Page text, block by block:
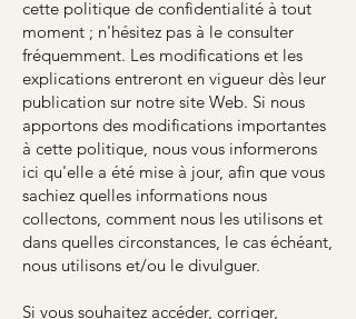
cette politique de confidentialité à tout
moment ; n'hésitez pas à le consulter
fréquemment. Les modifications et les
explications entreront en vigueur dès leur
publication sur notre site Web. Si nous
apportons des modifications importantes
à cette politique, nous vous informerons
ici qu'elle a été mise à jour, afin que vous
sachiez quelles informations nous
collectons, comment nous les utilisons et
dans quelles circonstances, le cas échéant,
nous utilisons et/ou le divulguer.
Si vous souhaitez accéder, corriger,